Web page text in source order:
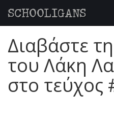
SCHOOLIGANS
Διαβάστε
του Λάκη
στο τεύχος